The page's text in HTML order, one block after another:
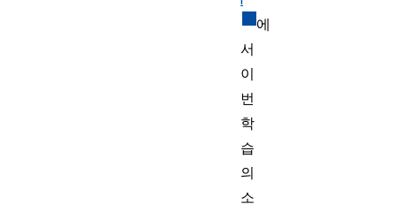
에
서
이
번
학
습
의
소